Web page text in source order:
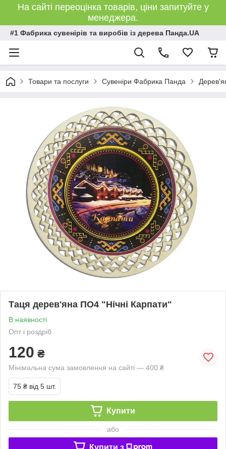
На сайті переоцінка товарів, ціни запитуйте у
менеджера.
#1 Фабрика сувенірів та виробів із дерева Панда.UA
Товари та послуги Сувеніри Фабрика Панда
Таця дерев'яна ПО4 "Нічні Карпати"
В наявності
Опт і роздріб
120 ₴
Мінімальна сума замовлення на сайті — 400 ₴
75 ₴ від 5 шт.
Купити
або
Купити з